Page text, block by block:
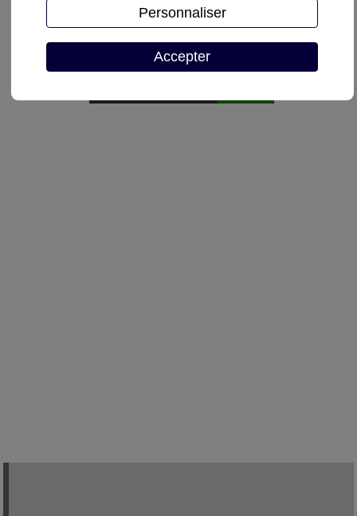
Demande de devis
Accepter
Personnaliser